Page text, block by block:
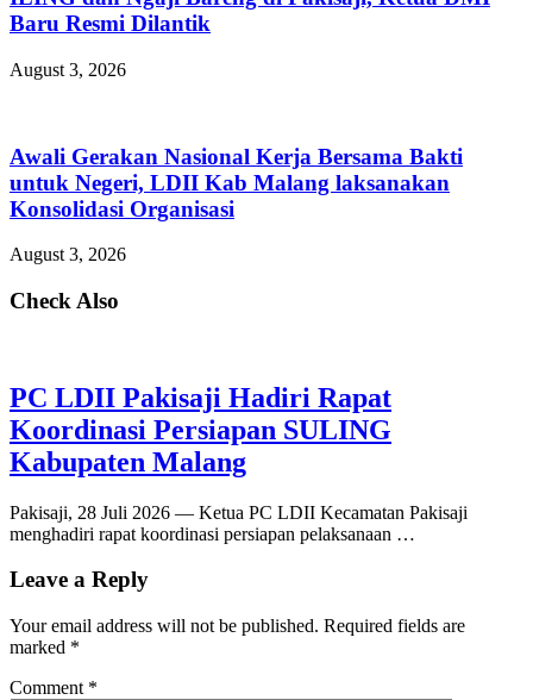
Baru Resmi Dilantik
August 3, 2026
Awali Gerakan Nasional Kerja Bersama Bakti
untuk Negeri, LDII Kab Malang laksanakan
Konsolidasi Organisasi
August 3, 2026
Check Also
PC LDII Pakisaji Hadiri Rapat
Koordinasi Persiapan SULING
Kabupaten Malang
Pakisaji, 28 Juli 2026 — Ketua PC LDII Kecamatan Pakisaji
menghadiri rapat koordinasi persiapan pelaksanaan …
Leave a Reply
Your email address will not be published. Required fields are
marked *
Comment *